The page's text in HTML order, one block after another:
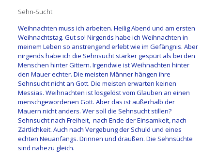
Sehn-Sucht
Weihnachten muss ich arbeiten. Heilig Abend und am ersten
Weihnachtstag. Gut so! Nirgends habe ich Weihnachten in
meinem Leben so anstrengend erlebt wie im Gefängnis. Aber
nirgends habe ich die Sehnsucht stärker gespürt als bei den
Menschen hinter Gittern. Irgendwie ist Weihnachten hinter
den Mauer echter. Die meisten Männer hängen ihre
Sehnsucht nicht an Gott. Die meisten erwarten keinen
Messias. Weihnachten ist losgelöst vom Glauben an einen
menschgewordenen Gott. Aber das ist außerhalb der
Mauern nicht anders. Wer soll die Sehnsucht stillen?
Sehnsucht nach Freiheit, nach Ende der Einsamkeit, nach
Zärtlichkeit. Auch nach Vergebung der Schuld und eines
echten Neuanfangs. Drinnen und draußen. Die Sehnsüchte
sind nahezu gleich.